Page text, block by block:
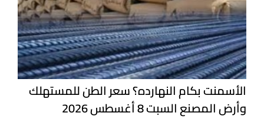
الأسمنت بكام النهارده؟ سعر الطن للمستهلك
وأرض المصنع السبت 8 أغسطس 2026